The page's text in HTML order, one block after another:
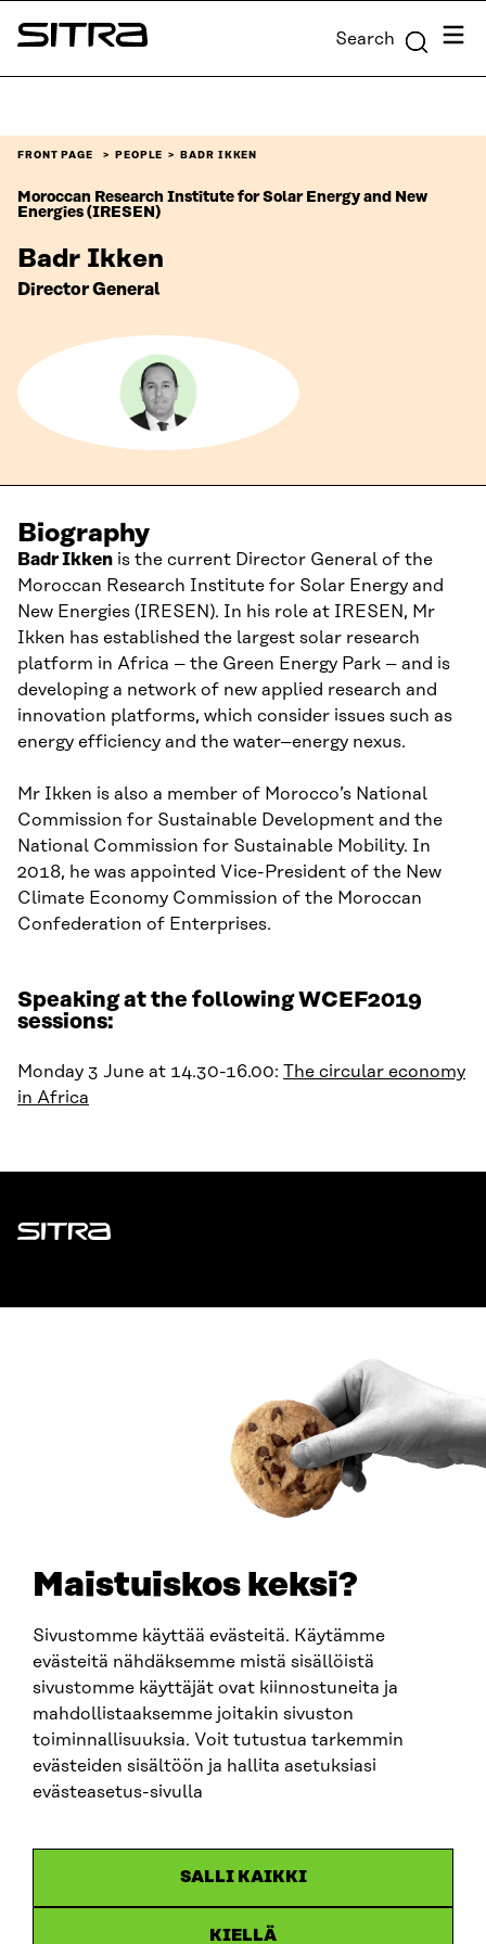
Maistuiskos keksi?
Sivustomme käyttää evästeitä. Käytämme
evästeitä nähdäksemme mistä sisällöistä
sivustomme käyttäjät ovat kiinnostuneita ja
mahdollistaaksemme joitakin sivuston
toiminnallisuuksia. Voit tutustua tarkemmin
evästeiden sisältöön ja hallita asetuksiasi
evästeasetus-sivulla
SALLI KAIKKI
KIELLÄ
Skip to
content
Sitra Search Menu
FRONT PAGE PEOPLE BADR IKKEN
Moroccan Research Institute for Solar Energy and New
Energies (IRESEN)
Badr Ikken
Director General
Biography
BadrIkken is the current Director General of the
Moroccan Research Institute for Solar Energy and
New Energies (IRESEN). In his role at IRESEN, Mr
Ikken has established the largest solar research
platform in Africa – the Green Energy Park – and is
developing a network of new applied research and
innovation platforms, which consider issues such as
energy efficiency and the water–energy nexus.
Mr Ikken is also a member of Morocco’s National
Commission for Sustainable Development and the
National Commission for Sustainable Mobility. In
2018, he was appointed Vice-President of the New
Climate Economy Commission of the Moroccan
Confederation of Enterprises.
Speaking at the following WCEF2019
sessions:
Monday 3 June at 14.30-16.00: The circular economy
in Africa
Sitra
firstname.lastname@sitra.fi
SITRA ON SOCIAL MEDIA
LinkedIn
Instagram